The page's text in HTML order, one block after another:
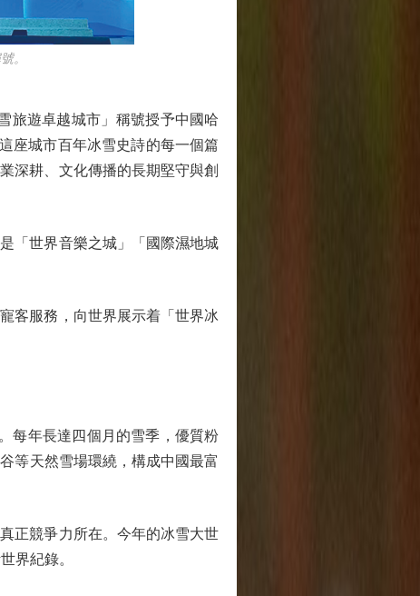
。
遊卓越城市」稱號授予中國哈
座城市百年冰雪史詩的每一個篇
深耕、文化傳播的長期堅守與創
「世界音樂之城」「國際濕地城
客服務，向世界展示着「世界冰
每年長達四個月的雪季，優質粉
等天然雪場環繞，構成中國最富
正競爭力所在。今年的冰雪大世
界紀錄。